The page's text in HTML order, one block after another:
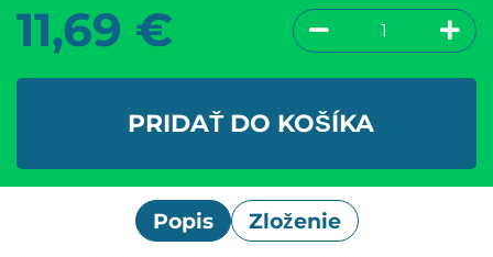
11,69 €
PRIDAŤ DO KOŠÍKA
Popis Zloženie